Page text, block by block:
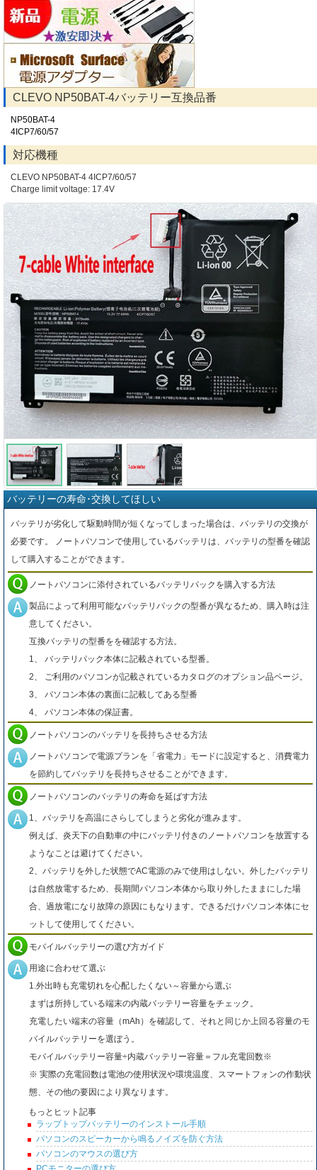
CLEVO NP50BAT-4バッテリー互換品番
NP50BAT-4
4ICP7/60/57
対応機種
CLEVO NP50BAT-4 4ICP7/60/57
Charge limit voltage: 17.4V
バッテリーの寿命･交換してほしい
バッテリが劣化して駆動時間が短くなってしまった場合は、バッテリの交換が
必要です。 ノートパソコンで使用しているバッテリは、バッテリの型番を確認
して購入することができます。
ノートパソコンに添付されているバッテリパックを購入する方法
製品によって利用可能なバッテリパックの型番が異なるため、購入時は注
意してください。
互換バッテリの型番をを確認する方法。
1、 バッテリパック本体に記載されている型番。
2、 ご利用のパソコンが記載されているカタログのオプション品ページ。
3、 パソコン本体の裏面に記載してある型番
4、 パソコン本体の保証書。
ノートパソコンのバッテリを長持ちさせる方法
ノートパソコンで電源プランを「省電力」モードに設定すると、消費電力
を節約してバッテリを長持ちさせることができます。
ノートパソコンのバッテリの寿命を延ばす方法
1、バッテリを高温にさらしてしまうと劣化が進みます。
例えば、炎天下の自動車の中にバッテリ付きのノートパソコンを放置する
ようなことは避けてください。
2、バッテリを外した状態でAC電源のみで使用はしない。外したバッテリ
は自然放電するため、長期間パソコン本体から取り外したままにした場
合、過放電になり故障の原因にもなります。できるだけパソコン本体にセ
ットして使用してください。
モバイルバッテリーの選び方ガイド
用途に合わせて選ぶ
1.外出時も充電切れを心配したくない～容量から選ぶ
まずは所持している端末の内蔵バッテリー容量をチェック。
充電したい端末の容量（mAh）を確認して、それと同じか上回る容量のモ
バイルバッテリーを選ぼう。
モバイルバッテリー容量÷内蔵バッテリー容量＝フル充電回数※
※ 実際の充電回数は電池の使用状況や環境温度、スマートフォンの作動状
態、その他の要因により異なります。
もっとヒット記事
ラップトップバッテリーのインストール手順
パソコンのスピーカーから鳴るノイズを防ぐ方法
パソコンのマウスの選び方